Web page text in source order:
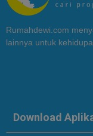
Rumahdewi.com
lainnya untuk
Download